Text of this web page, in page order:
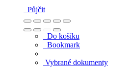
Půjčit
Do košíku
Bookmark
Vybrané dokumenty